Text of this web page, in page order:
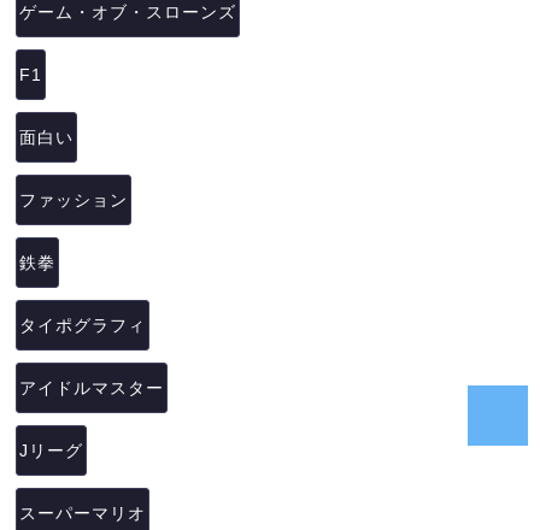
ゲーム・オブ・スローンズ
F1
面白い
ファッション
鉄拳
タイポグラフィ
アイドルマスター
Jリーグ
スーパーマリオ